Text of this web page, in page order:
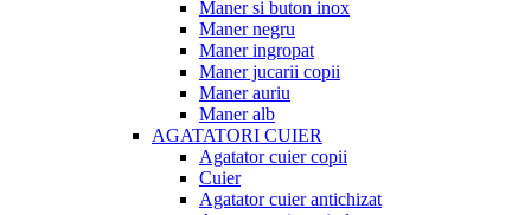
Maner si buton inox
Maner negru
Maner ingropat
Maner jucarii copii
Maner auriu
Maner alb
AGATATORI CUIER
Agatator cuier copii
Cuier
Agatator cuier antichizat